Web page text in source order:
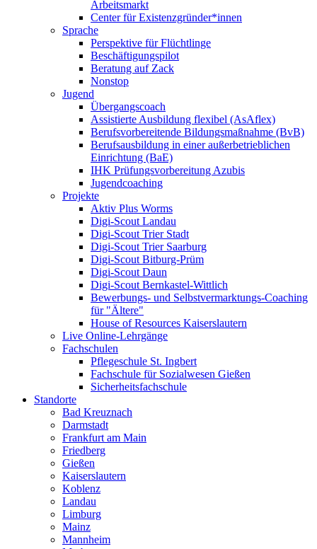
Arbeitsmarkt
Center für Existenzgründer*innen
Sprache
Perspektive für Flüchtlinge
Beschäftigungspilot
Beratung auf Zack
Nonstop
Jugend
Übergangscoach
Assistierte Ausbildung flexibel (AsAflex)
Berufsvorbereitende Bildungsmaßnahme (BvB)
Berufsausbildung in einer außerbetrieblichen
Einrichtung (BaE)
IHK Prüfungsvorbereitung Azubis
Jugendcoaching
Projekte
Aktiv Plus Worms
Digi-Scout Landau
Digi-Scout Trier Stadt
Digi-Scout Trier Saarburg
Digi-Scout Bitburg-Prüm
Digi-Scout Daun
Digi-Scout Bernkastel-Wittlich
Bewerbungs- und Selbstvermarktungs-Coaching
für "Ältere"
House of Resources Kaiserslautern
Live Online-Lehrgänge
Fachschulen
Pflegeschule St. Ingbert
Fachschule für Sozialwesen Gießen
Sicherheitsfachschule
Standorte
Bad Kreuznach
Darmstadt
Frankfurt am Main
Friedberg
Gießen
Kaiserslautern
Koblenz
Landau
Limburg
Mainz
Mannheim